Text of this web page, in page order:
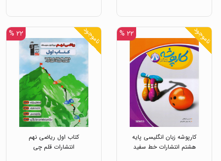
ناموجود ۲۲ %
کارپوشه زبان انگلیسی پایه
هشتم انتشارات خط سفید
ناموجود ۲۲ %
کتاب اول ریاضی نهم
انتشارات قلم چی